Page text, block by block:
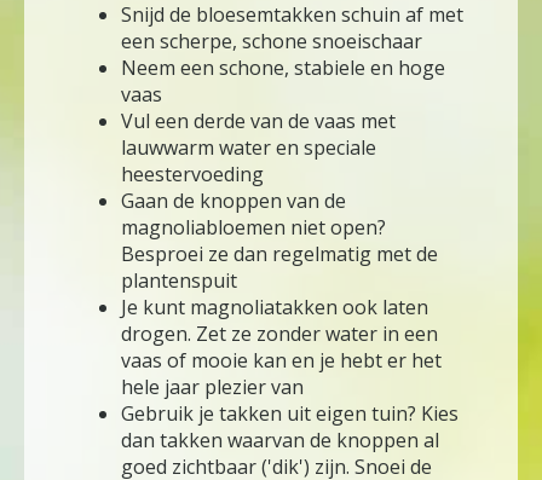
Snijd de bloesemtakken schuin af met
een scherpe, schone snoeischaar
Neem een schone, stabiele en hoge
vaas
Vul een derde van de vaas met
lauwwarm water en speciale
heestervoeding
Gaan de knoppen van de
magnoliabloemen niet open?
Besproei ze dan regelmatig met de
plantenspuit
Je kunt magnoliatakken ook laten
drogen. Zet ze zonder water in een
vaas of mooie kan en je hebt er het
hele jaar plezier van
Gebruik je takken uit eigen tuin? Kies
dan takken waarvan de knoppen al
goed zichtbaar ('dik') zijn. Snoei de